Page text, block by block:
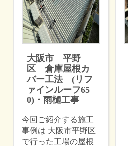
大阪市 平野
区 倉庫屋根カ
バー工法 (リフ
ァインルーフ65
0)・雨樋工事
今回ご紹介する施工
事例は 大阪市平野区
で行った工場の屋根